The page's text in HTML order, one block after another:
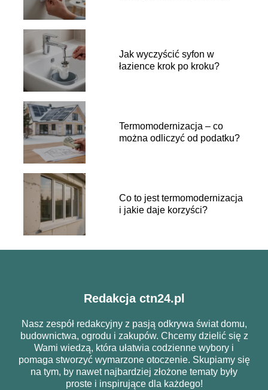
Jak wyczyścić syfon w
łazience krok po kroku?
Termomodernizacja – co
można odliczyć od podatku?
Co to jest termomodernizacja
i jakie daje korzyści?
Redakcja ctn24.pl
Nasz zespół redakcyjny z pasją odkrywa świat domu,
budownictwa, ogrodu i zakupów. Chcemy dzielić się z
Wami wiedzą, która ułatwia codzienne wybory i
pomaga stworzyć wymarzone otoczenie. Skupiamy się
na tym, by nawet najbardziej złożone tematy były
proste i inspirujące dla każdego!